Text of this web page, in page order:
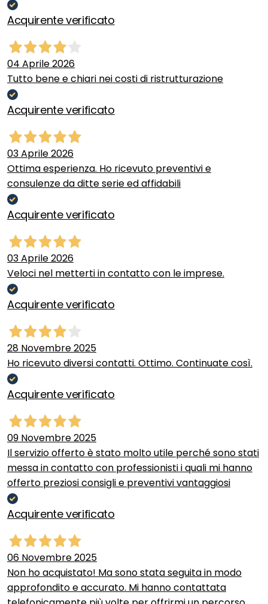
Acquirente verificato
04 Aprile 2026
Tutto bene e chiari nei costi di ristrutturazione
Acquirente verificato
03 Aprile 2026
Ottima esperienza. Ho ricevuto preventivi e
consulenze da ditte serie ed affidabili
Acquirente verificato
03 Aprile 2026
Veloci nel metterti in contatto con le imprese.
Acquirente verificato
28 Novembre 2025
Ho ricevuto diversi contatti. Ottimo. Continuate così.
Acquirente verificato
09 Novembre 2025
Il servizio offerto è stato molto utile perché sono stati
messa in contatto con professionisti i quali mi hanno
offerto preziosi consigli e preventivi vantaggiosi
Acquirente verificato
06 Novembre 2025
Non ho acquistato! Ma sono stata seguita in modo
approfondito e accurato. Mi hanno contattata